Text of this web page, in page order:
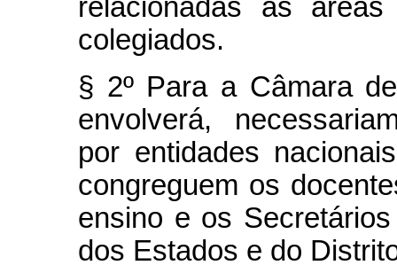
relacionadas às
colegiados.
§ 2º Para a Câmara
envolverá,
por entidades
congreguem os
ensino e os
dos Estados e do